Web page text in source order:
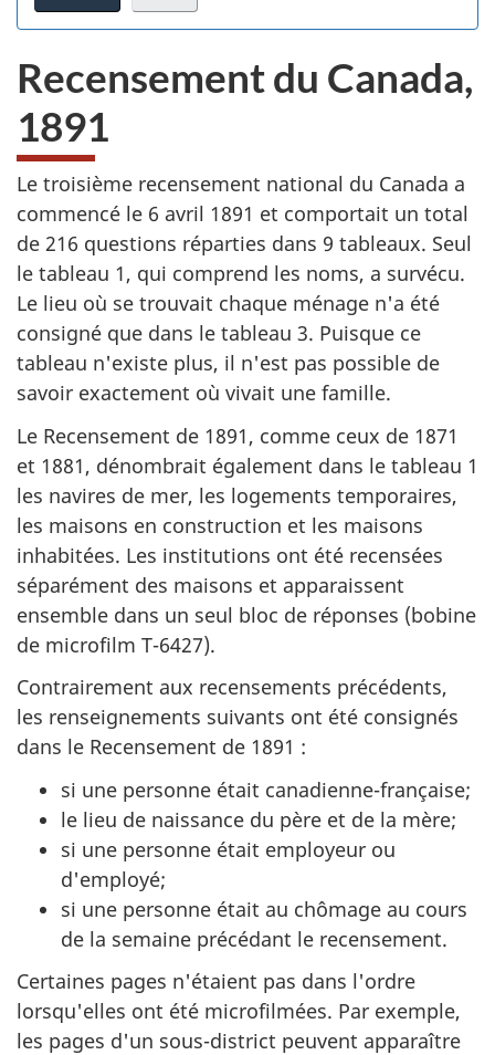
au
je
pas
du
site
web,
.
Recensement du Canada,
1891
Le troisième recensement national du Canada a
commencé le 6 avril 1891 et comportait un total
de 216 questions réparties dans 9 tableaux. Seul
le tableau 1, qui comprend les noms, a survécu.
Le lieu où se trouvait chaque ménage n'a été
consigné que dans le tableau 3. Puisque ce
tableau n'existe plus, il n'est pas possible de
savoir exactement où vivait une famille.
Le Recensement de 1891, comme ceux de 1871
et 1881, dénombrait également dans le tableau 1
les navires de mer, les logements temporaires,
les maisons en construction et les maisons
inhabitées. Les institutions ont été recensées
séparément des maisons et apparaissent
ensemble dans un seul bloc de réponses (bobine
de microfilm T-6427).
Contrairement aux recensements précédents,
les renseignements suivants ont été consignés
dans le Recensement de 1891 :
si une personne était canadienne-française;
le lieu de naissance du père et de la mère;
si une personne était employeur ou
d'employé;
si une personne était au chômage au cours
de la semaine précédant le recensement.
Certaines pages n'étaient pas dans l'ordre
lorsqu'elles ont été microfilmées. Par exemple,
les pages d'un sous-district peuvent apparaître